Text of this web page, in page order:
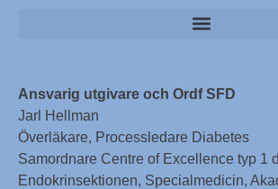
Ansvarig utgivare och Ordf SFD
Jarl Hellman
Överläkare, Processledare Diabetes
Samordnare Centre of Excellence typ 1
Endokrinsektionen, Specialmedicin,